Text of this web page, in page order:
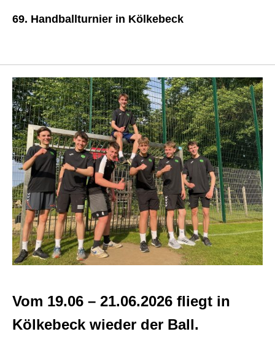
69. Handballturnier in Kölkebeck
Vom 19.06 – 21.06.2026 fliegt in
Kölkebeck wieder der Ball.